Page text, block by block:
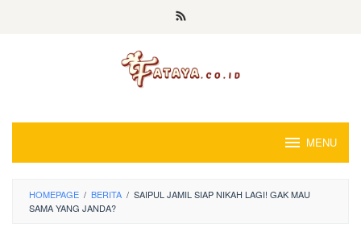
MENU
HOMEPAGE / BERITA / SAIPUL JAMIL SIAP NIKAH LAGI! GAK MAU
SAMA YANG JANDA?